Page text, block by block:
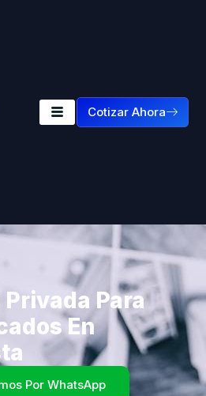
Cotizar Ahora
Para
En
Por WhatsApp